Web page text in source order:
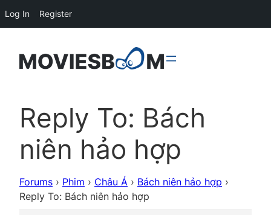
Reply To: Bách
niên hảo hợp
Forums › Phim › Châu Á › Bách niên hảo hợp ›
Reply To: Bách niên hảo hợp
Log In Register